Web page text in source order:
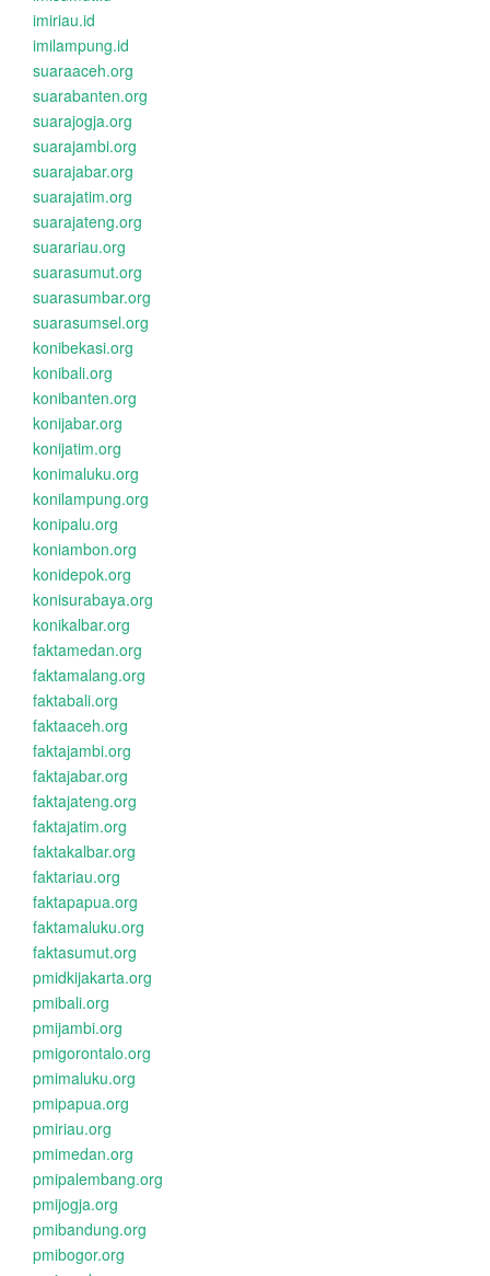
imiriau.id
imilampung.id
suaraaceh.org
suarabanten.org
suarajogja.org
suarajambi.org
suarajabar.org
suarajatim.org
suarajateng.org
suarariau.org
suarasumut.org
suarasumbar.org
suarasumsel.org
konibekasi.org
konibali.org
konibanten.org
konijabar.org
konijatim.org
konimaluku.org
konilampung.org
konipalu.org
koniambon.org
konidepok.org
konisurabaya.org
konikalbar.org
faktamedan.org
faktamalang.org
faktabali.org
faktaaceh.org
faktajambi.org
faktajabar.org
faktajateng.org
faktajatim.org
faktakalbar.org
faktariau.org
faktapapua.org
faktamaluku.org
faktasumut.org
pmidkijakarta.org
pmibali.org
pmijambi.org
pmigorontalo.org
pmimaluku.org
pmipapua.org
pmiriau.org
pmimedan.org
pmipalembang.org
pmijogja.org
pmibandung.org
pmibogor.org